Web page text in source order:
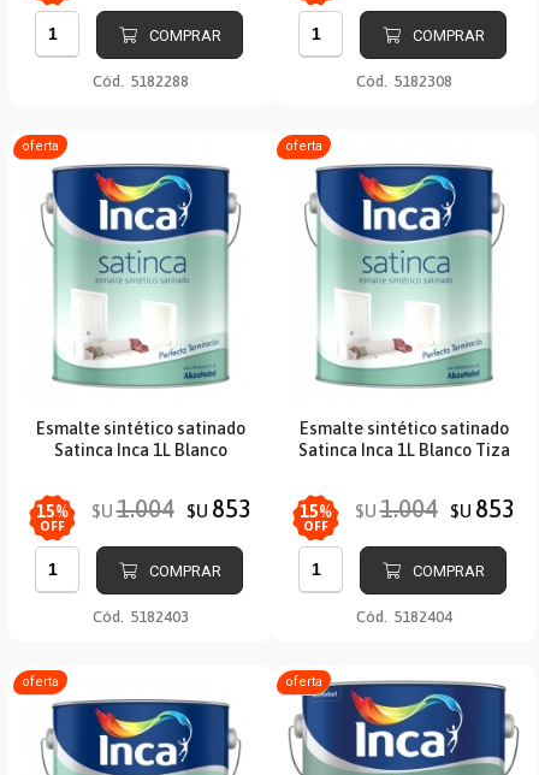
COMPRAR
Cód. 5182288
COMPRAR
Cód. 5182308
oferta
Esmalte sintético satinado
Satinca Inca 1L Blanco
15%
OFF
$U 1.004 $U 853
COMPRAR
Cód. 5182403
oferta
Esmalte sintético satinado
Satinca Inca 1L Blanco Tiza
15%
OFF
$U 1.004 $U 853
COMPRAR
Cód. 5182404
oferta oferta